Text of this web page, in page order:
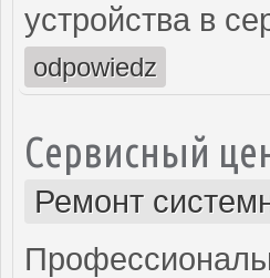
устройства в
odpowiedz
Сервисный
Ремонт